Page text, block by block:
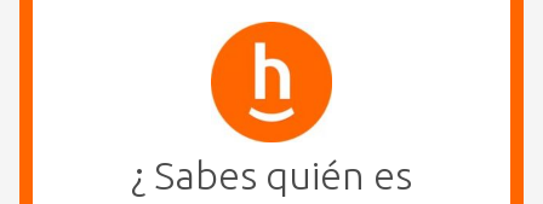
¿ Sabes quién es